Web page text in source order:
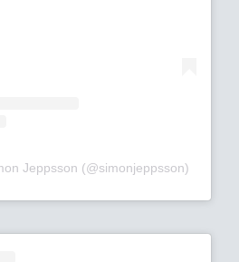
Jeppsson (@simonjeppsson)